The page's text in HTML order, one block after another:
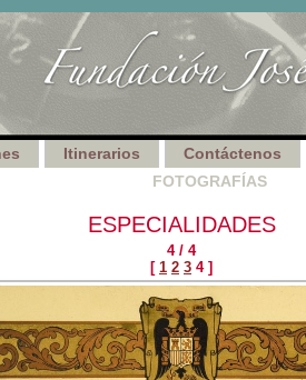
Itinerarios Contáctenos
FOTOGRAFÍAS
ESPECIALIDADES
4 / 4
[ 1 2 3 4 ]